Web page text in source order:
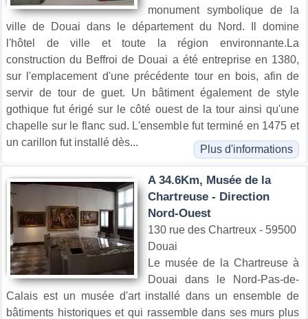
monument symbolique de la
ville de Douai dans le département du Nord. Il domine
l'hôtel de ville et toute la région environnante.La
construction du Beffroi de Douai a été entreprise en 1380,
sur l'emplacement d'une précédente tour en bois, afin de
servir de tour de guet. Un bâtiment également de style
gothique fut érigé sur le côté ouest de la tour ainsi qu'une
chapelle sur le flanc sud. L'ensemble fut terminé en 1475 et
un carillon fut installé dès...
Plus d'informations
A 34.6Km, Musée de la
Chartreuse - Direction
Nord-Ouest
130 rue des Chartreux - 59500
Douai
Le musée de la Chartreuse à
Douai dans le Nord-Pas-de-
Calais est un musée d'art installé dans un ensemble de
bâtiments historiques et qui rassemble dans ses murs plus